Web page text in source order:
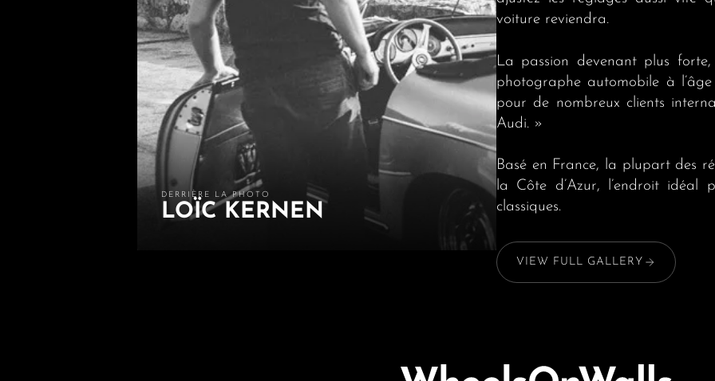
DERRIÈRE LA PHOTO
LOÏC KERNEN
voiture reviendra.
La passion devenant plus
photographe automobile à
pour de nombreux clients
Audi. »
Basé en France, la plupart des
la Côte d’Azur, l’endroit idéal
classiques.
VIEW FULL GALLERY